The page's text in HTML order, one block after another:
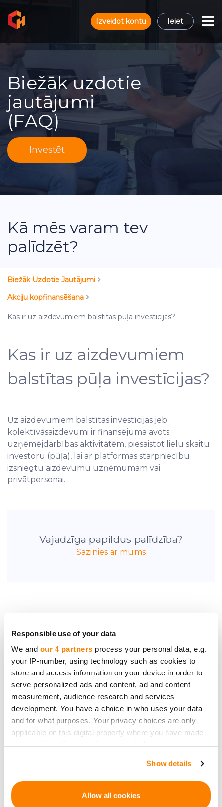
Responsible use of your data
We and our 4 partners process your personal data, e.g.
your IP-number, using technology such as cookies to
store and access information on your device in order to
serve personalized ads and content, ad and content
measurement, audience research and services
development. You have a choice in who uses your data
and for what purposes. Your privacy choices are only
applicable on this digital property where you have made
If you allow, we would also like to:
Show details
Allow all cookies
Izveidot kontu Ieiet
Biežāk uzdotie
jautājumi
(FAQ)
Investēt
Kā mēs varam tev
palīdzēt?
Biežāk Uzdotie Jautājumi
Akciju kopfinansēšana
Kas ir uz aizdevumiem balstītas pūļa investīcijas?
Kas ir uz aizdevumiem
balstītas pūļa investīcijas?
Uz aizdevumiem balstītas investīcijas jeb
kolektīvāsaizdevumi ir finansējuma avots
uzņēmējdarbības aktivitātēm, piesaistot lielu skaitu
investoru (pūļa), lai ar platformas starpniecību
izsniegtu aizdevumu uzņēmumam vai
privātpersonai.
Vajadzīga papildus palīdzība?
Sazinies ar mums
Esi pirmais, kas uzzina
jaunumus par
investīciju projektiem
Pierakstīties
. Jūs varat atteikties no jaunumiem
jebkura brīdī.